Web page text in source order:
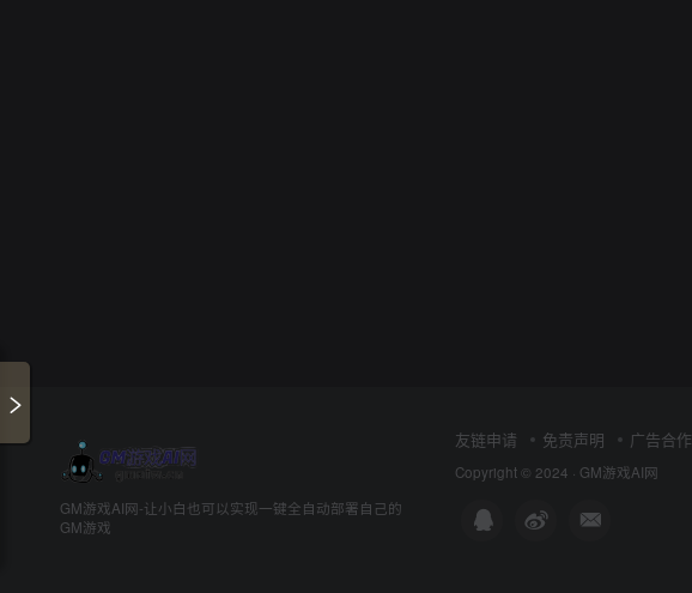
GM游戏AI网-让小白也可以实现一键全自动部署自己的
GM游戏
友链申请 免责声明 广告合作
Copyright © 2024 · GM游戏AI网